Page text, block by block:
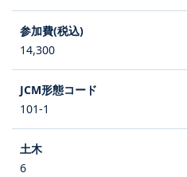
14,300
101-1
6